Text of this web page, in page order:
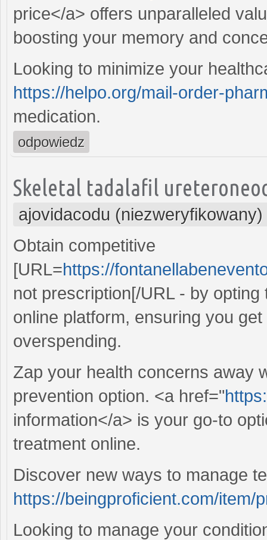
price</a> offers unparalleled
boosting your memory and
Looking to minimize your
https://helpo.org/mail-order-
medication.
odpowiedz
Skeletal tadalafil
ajovidacodu (niezweryfikowany)
Obtain competitive
[URL=https://
not prescription[/URL - by
online platform, ensuring you
overspending.
Zap your health concerns away
prevention option. <a href="
information</a> is your go-to
treatment online.
Discover new ways to manage
https://beingproficient.com/item/
Looking to manage your